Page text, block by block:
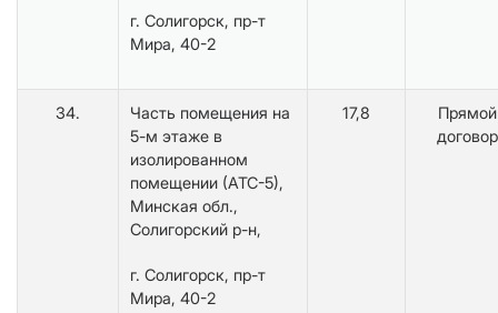
г. Солигорск, пр-т
Мира, 40-2
34.
Часть помещения на
5-м этаже в
изолированном
помещении (АТС-5),
Минская обл.,
Солигорский р-н,
г. Солигорск, пр-т
Мира, 40-2
17,8
Прямой
договор